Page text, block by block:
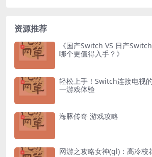
资源推荐
《国产Switch VS 日产
哪个更值得入手？》
轻松上手！Switch连接电视
一游戏体验
海豚传奇 游戏攻略
网游之攻略女神(gl)：高冷校